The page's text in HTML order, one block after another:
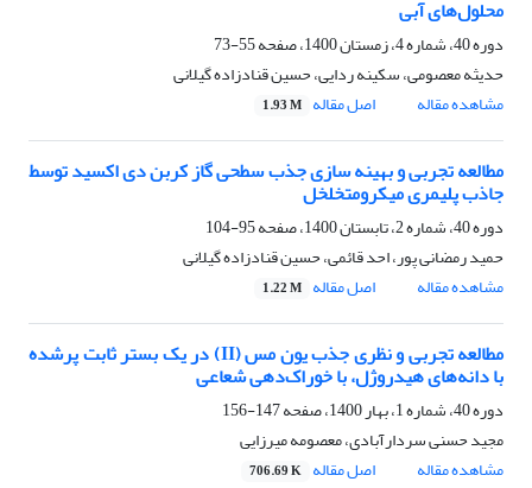
محلول‌های آبی
دوره 40، شماره 4، زمستان 1400، صفحه
55-73
حدیثه معصومی، سکینه ردایی، حسین قنادزاده گیلانی
مشاهده مقاله
اصل مقاله 1.93 M
مطالعه تجربی و بهینه‏ سازی جذب سطحی گاز کربن دی اکسید توسط
جاذب پلیمری میکرومتخلخل
دوره 40، شماره 2، تابستان 1400، صفحه
95-104
حمید رمضانی پور، احد قائمی، حسین قنادزاده گیلانی
مشاهده مقاله
اصل مقاله 1.22 M
مطالعه تجربی و نظری جذب یون مس (II) در یک بستر ثابت پرشده
با دانه‌های هیدروژل، با خوراک‌دهی شعاعی
دوره 40، شماره 1، بهار 1400، صفحه
147-156
مجید حسنی سردارآبادی، معصومه میرزایی
مشاهده مقاله
اصل مقاله 706.69 K